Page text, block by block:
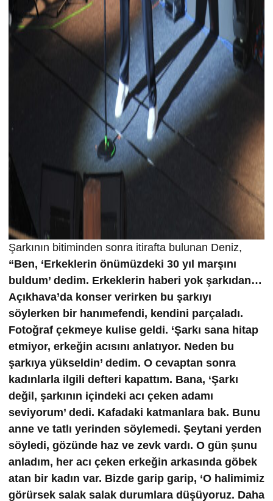
Şarkının bitiminden sonra itirafta bulunan Deniz,
“Ben, ‘Erkeklerin önümüzdeki 30 yıl marşını
buldum’ dedim. Erkeklerin haberi yok şarkıdan…
Açıkhava’da konser verirken bu şarkıyı
söylerken bir hanımefendi, kendini parçaladı.
Fotoğraf çekmeye kulise geldi. ‘Şarkı sana hitap
etmiyor, erkeğin acısını anlatıyor. Neden bu
şarkıya yükseldin’ dedim. O cevaptan sonra
kadınlarla ilgili defteri kapattım. Bana, ‘Şarkı
değil, şarkının içindeki acı çeken adamı
seviyorum’ dedi. Kafadaki katmanlara bak. Bunu
anne ve tatlı yerinden söylemedi. Şeytani yerden
söyledi, gözünde haz ve zevk vardı. O gün şunu
anladım, her acı çeken erkeğin arkasında göbek
atan bir kadın var. Bizde garip garip, ‘O halimimiz
görürsek salak salak durumlara düşüyoruz. Daha